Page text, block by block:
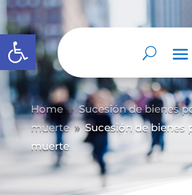
Abrir barra de herramientas
Home 9 Sucesión de bienes
muerte 9 Sucesión de bienes
muerte